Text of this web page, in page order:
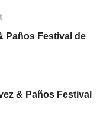
Paños Festival de
& Paños Festival